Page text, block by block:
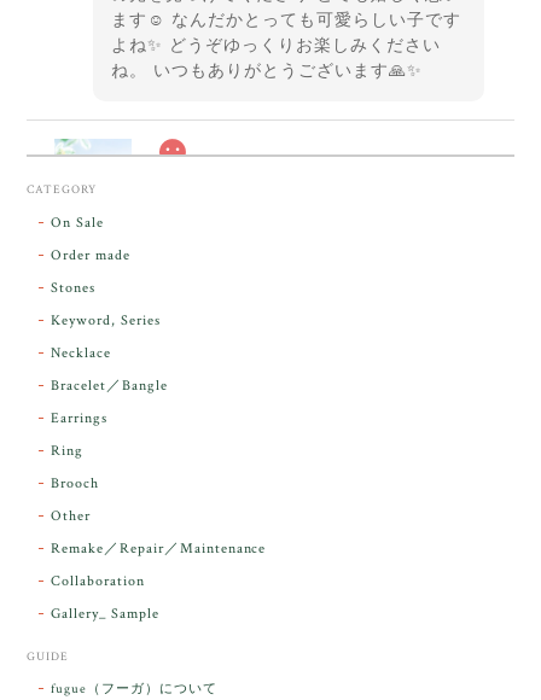
ます☺️ なんだかとっても可愛らしい子です
よね✨ どうぞゆっくりお楽しみください
ね。 いつもありがとうございます🙏✨
ンダラで感動しました。素敵な箱と和紙で石を包んで
下さり、ありがとうございました。
レビューをありがとうございます。 実物を
こそ この度は誠にありがとうございまし
CATEGORY
On Sale
Order made
Stones
Keyword, Series
Necklace
Bracelet／Bangle
Earrings
Ring
Brooch
Other
Remake／Repair／Maintenance
Collaboration
Gallery_ Sample
GUIDE
fugue（フーガ）について